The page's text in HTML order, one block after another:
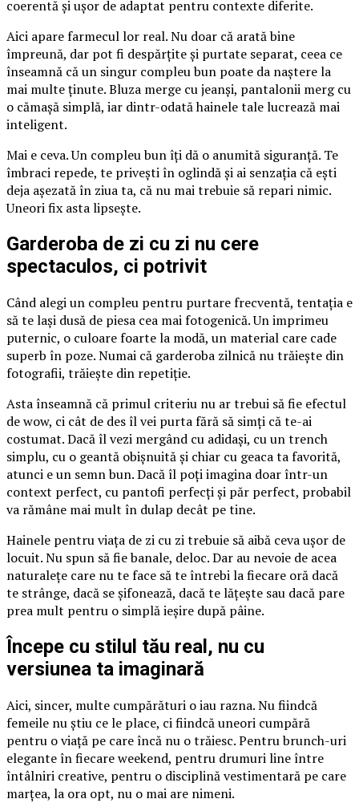
coerentă și ușor de adaptat pentru contexte diferite.
Aici apare farmecul lor real. Nu doar că arată bine
împreună, dar pot fi despărțite și purtate separat, ceea ce
înseamnă că un singur compleu bun poate da naștere la
mai multe ținute. Bluza merge cu jeanși, pantalonii merg cu
o cămașă simplă, iar dintr-odată hainele tale lucrează mai
inteligent.
Mai e ceva. Un compleu bun îți dă o anumită siguranță. Te
îmbraci repede, te privești în oglindă și ai senzația că ești
deja așezată în ziua ta, că nu mai trebuie să repari nimic.
Uneori fix asta lipsește.
Garderoba de zi cu zi nu cere
spectaculos, ci potrivit
Când alegi un compleu pentru purtare frecventă, tentația e
să te lași dusă de piesa cea mai fotogenică. Un imprimeu
puternic, o culoare foarte la modă, un material care cade
superb în poze. Numai că garderoba zilnică nu trăiește din
fotografii, trăiește din repetiție.
Asta înseamnă că primul criteriu nu ar trebui să fie efectul
de wow, ci cât de des îl vei purta fără să simți că te-ai
costumat. Dacă îl vezi mergând cu adidași, cu un trench
simplu, cu o geantă obișnuită și chiar cu geaca ta favorită,
atunci e un semn bun. Dacă îl poți imagina doar într-un
context perfect, cu pantofi perfecți și păr perfect, probabil
va rămâne mai mult în dulap decât pe tine.
Hainele pentru viața de zi cu zi trebuie să aibă ceva ușor de
locuit. Nu spun să fie banale, deloc. Dar au nevoie de acea
naturalețe care nu te face să te întrebi la fiecare oră dacă
te strânge, dacă se șifonează, dacă te lățește sau dacă pare
prea mult pentru o simplă ieșire după pâine.
Începe cu stilul tău real, nu cu
versiunea ta imaginară
Aici, sincer, multe cumpărături o iau razna. Nu fiindcă
femeile nu știu ce le place, ci fiindcă uneori cumpără
pentru o viață pe care încă nu o trăiesc. Pentru brunch-uri
elegante în fiecare weekend, pentru drumuri line între
întâlniri creative, pentru o disciplină vestimentară pe care
marțea, la ora opt, nu o mai are nimeni.